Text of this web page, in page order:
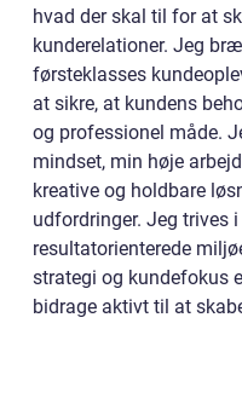
hvad der skal til for at
kunderelationer. Jeg
førsteklasses
at sikre, at kundens
og professionel måde.
mindset, min høje
kreative og holdbare
udfordringer. Jeg trives
resultatorienterede
strategi og kundefokus
bidrage aktivt til at